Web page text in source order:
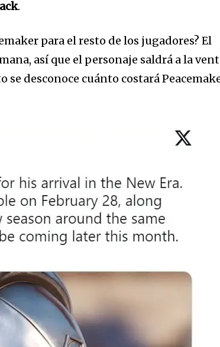
de
correo eletrónico y da
respetamos tu
INBOX. Tu información
Acepto la
32,214
.
para el resto de los jugadores? El
así que el personaje saldrá a la
se desconoce cuánto costará